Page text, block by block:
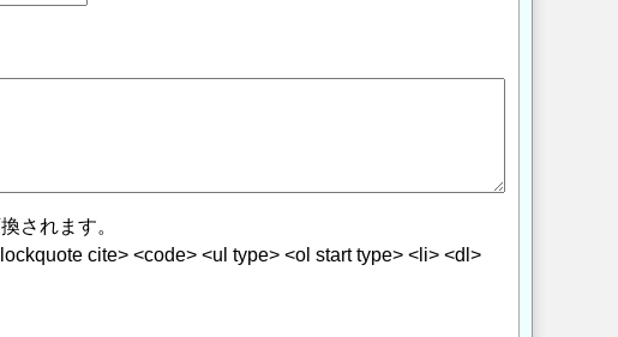
されます。
cite> <code> <ul type> <ol start type> <li> <dl>